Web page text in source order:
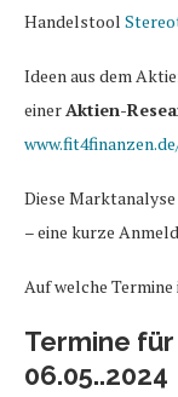
Handelstool
Ideen aus dem
einerAktien-
Diese
– eine kurze
Auf welche
Termine
06.05..2024